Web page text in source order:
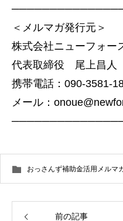
＜メルマガ発行元＞
株式会社ニューフォー
代表取締役 尾上昌人
携帯電話：090-3581-
メール：
おっさんず補助金活用メルマ
前の記事